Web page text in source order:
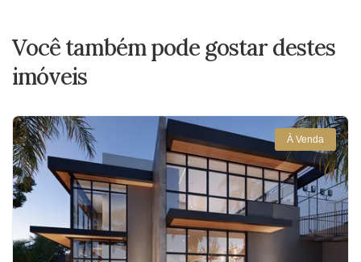
Você também pode gostar destes
imóveis
À Venda